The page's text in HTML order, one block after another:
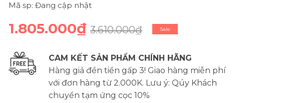
Mã sp: Đang cập nhật
1.805.000₫ 3.610.000₫ Sale
CAM KẾT SẢN PHẨM CHÍNH HÃNG
Hàng giả đền tiền gấp 3! Giao hàng miễn phí
với đơn hàng từ 2.000K. Lưu ý: Qúy Khách
chuyển tạm ứng cọc 10%